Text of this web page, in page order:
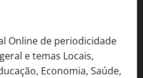
Online de periodicidade
e temas Locais,
Economia, Saúde,